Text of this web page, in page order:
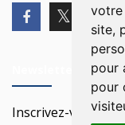
votre
site,
pour
pour
Inscrivez-vous à